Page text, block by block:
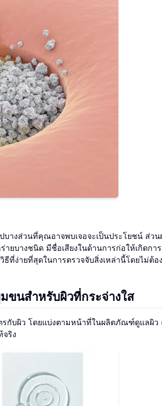
างส่วนที่คุณอาจพบเจอจะเป็นประโยชน์ ส่วน
ยบางชนิด มีชื่อเสียงในด้านการก่อให้เกิดกา
ธีที่ง่ายที่สุดในการตรวจจับสิ่งเหล่านี้โดยไม่ต้อ
ขนสำหรับผิวที่กระจ่างใส
รกับผิว โดยแบ่งตามหน้าที่ในผลิตภัณฑ์ดูแลผิว
ริง